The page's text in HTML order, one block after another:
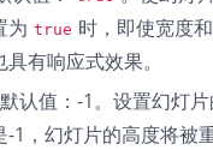
为 true 时，即使宽度
有响应式效果。
默认值：-1。设置幻灯
-1，幻灯片的高度将被